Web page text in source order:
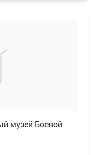
музей Боевой